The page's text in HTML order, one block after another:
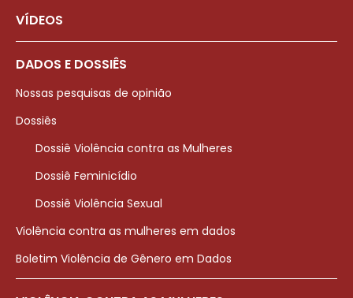
VÍDEOS
DADOS E DOSSIÊS
Nossas pesquisas de opinião
Dossiês
Dossiê Violência contra as Mulheres
Dossiê Feminicídio
Dossiê Violência Sexual
Violência contra as mulheres em dados
Boletim Violência de Gênero em Dados